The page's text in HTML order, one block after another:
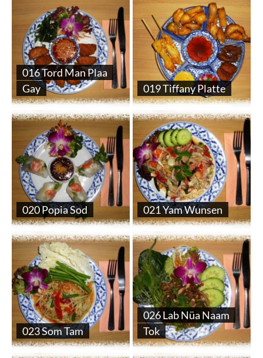
016 Tord Man Plaa
Gay
019 Tiffany Platte
020 Popia Sod 021 Yam Wunsen
023 Som Tam
026 Lab Nüa Naam
Tok